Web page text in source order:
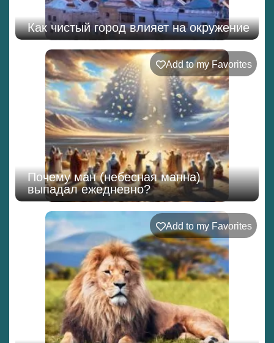
Как чистый город влияет на окружение
Add to my Favorites
Почему ман (небесная манна)
выпадал ежедневно?
Add to my Favorites